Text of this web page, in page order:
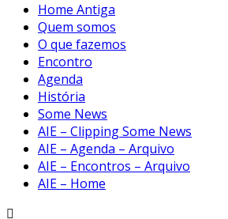
Home Antiga
Quem somos
O que fazemos
Encontro
Agenda
História
Some News
AIE – Clipping Some News
AIE – Agenda – Arquivo
AIE – Encontros – Arquivo
AIE – Home